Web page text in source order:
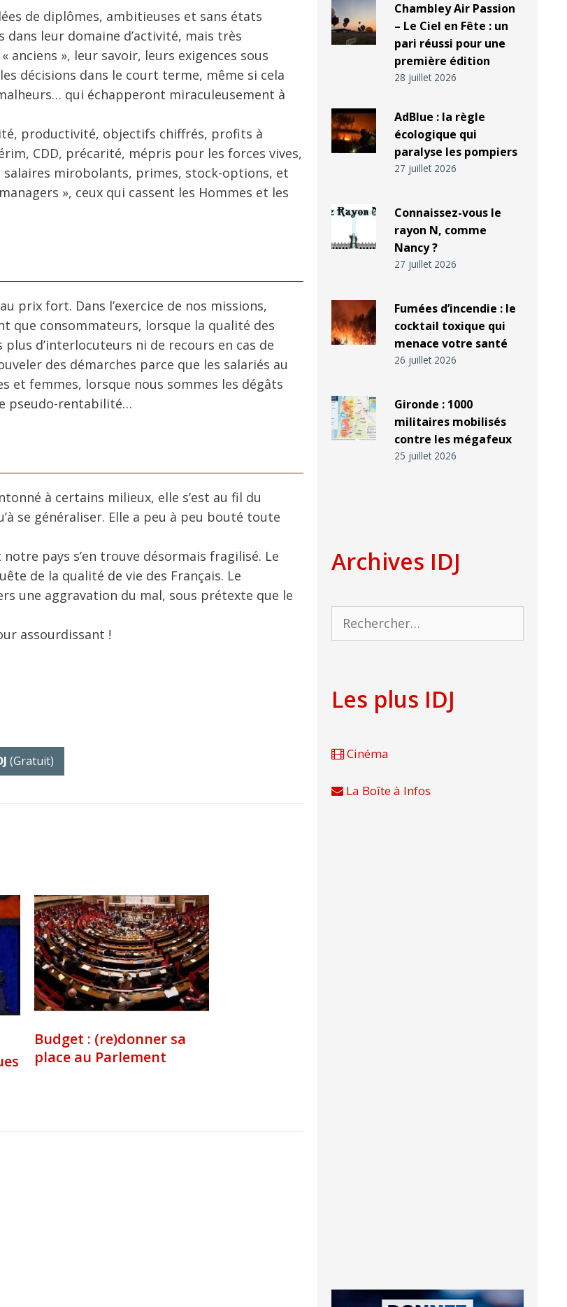
de diplômes, ambitieuses et sans états
leur domaine d’activité, mais très
», leur savoir, leurs exigences sous
décisions dans le court terme, même si cela
qui échapperont miraculeusement à
productivité, objectifs chiffrés, profits à
CDD, précarité, mépris pour les forces vives,
mirobolants, primes, stock-options, et
», ceux qui cassent les Hommes et les
prix fort. Dans l’exercice de nos missions,
que consommateurs, lorsque la qualité des
plus d’interlocuteurs ni de recours en cas de
des démarches parce que les salariés au
et femmes, lorsque nous sommes les dégâts
pseudo-rentabilité…
à certains milieux, elle s’est au fil du
se généraliser. Elle a peu à peu bouté toute
pays s’en trouve désormais fragilisé. Le
de la qualité de vie des Français. Le
une aggravation du mal, sous prétexte que le
assourdissant !
(gratuit)
Budget : (re)donner sa
place au Parlement
Chambley Air Passion
– Le Ciel en Fête : un
pari réussi pour une
première édition
28 juillet 2026
AdBlue : la règle
écologique qui
paralyse les pompiers
27 juillet 2026
Connaissez-vous le
rayon N, comme
Nancy ?
27 juillet 2026
Fumées d’incendie : le
cocktail toxique qui
menace votre santé
26 juillet 2026
Gironde : 1000
militaires mobilisés
contre les mégafeux
25 juillet 2026
Archives IDJ
Rechercher :
Les plus IDJ
Cinéma
La Boîte à Infos